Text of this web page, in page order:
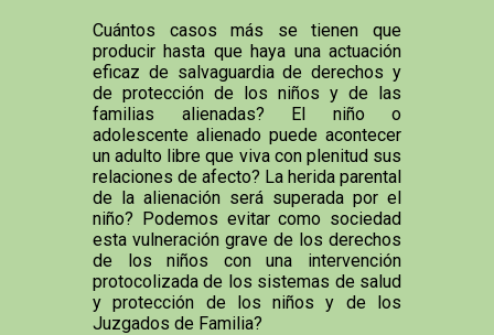
Cuántos casos más se tienen que
producir hasta que haya una actuación
eficaz de salvaguardia de derechos y
de protección de los niños y de las
familias alienadas? El niño o
adolescente alienado puede acontecer
un adulto libre que viva con plenitud sus
relaciones de afecto? La herida parental
de la alienación será superada por el
niño? Podemos evitar como sociedad
esta vulneración grave de los derechos
de los niños con una intervención
protocolizada de los sistemas de salud
y protección de los niños y de los
Juzgados de Familia?